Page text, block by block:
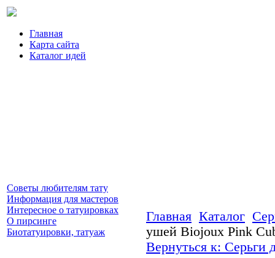
Главная
Карта сайта
Каталог идей
Советы любителям тату
Информация для мастеров
Интересное о татуировках
О пирсинге
Биотатуировки, татуаж
Главная Каталог
ушей Biojoux Pink
Вернуться к: Серьги